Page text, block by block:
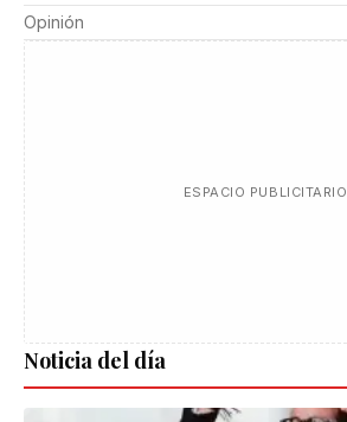
Opinión
ESPACIO PUBLICITARIO
Noticia del día